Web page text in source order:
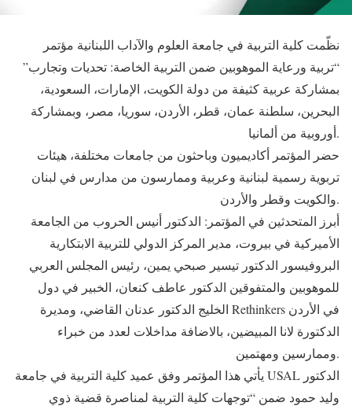
نظّمت كلية التربية في جامعة العلوم والآداب اللبنانية مؤتمر
“تربية ورعاية الموهوبين ضمن التربية الخاصة: تحديات وتجارب”
بمشاركة عربية كثيفة من دولة الكويت، الإمارات، السعودية،
البحرين، سلطنة عمان، قطر، الأردن، سوريا، مصر، وبمشاركة
أوروبية من ألمانيا.
حضر المؤتمر أكاديميون وباحثون من جامعات مختلفة، هيئات
تربوية رسمية لبنانية وعربية وممارسون من مدارس في لبنان
والكويت وقطر والأردن.
أبرز المتحدثين في المؤتمر: الدكتور أنيس الحروب من الجامعة
الأميركية في بيروت، مدير المركز الدولي للتربية الابتكارية
البروفيسور الدكتور تيسير صبحي يمين، رئيس المجلس العربي
للموهوبين والمتفوقين الدكتور عاطف كنعان، الخبير في دول
الخليج الدكتور عدنان القاضي، ومديرة Rethinkers في الأردن
الدكتورة لانا المبيضين، بالاضافة مداخلات لعدد من خبراء
وممارسين ومهتمين.
يأتي هذا المؤتمر وفق عميد كلية التربية في جامعة USAL الدكتور
وليد حمود ضمن “توجهات كلية التربية لمناصرة قضية ذوي